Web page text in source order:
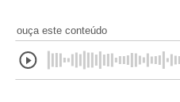
ouça este conteúdo